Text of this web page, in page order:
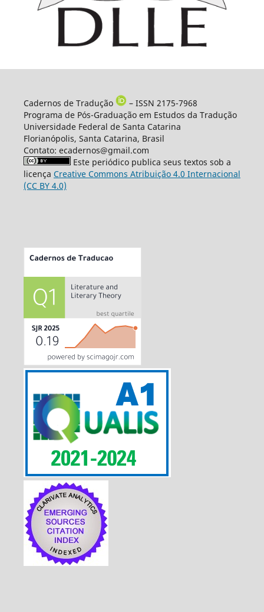
Cadernos de Tradução
– ISSN 2175-7968
Programa de Pós-Graduação em Estudos da Tradução
Universidade Federal de Santa Catarina
Florianópolis, Santa Catarina, Brasil
Contato: ecadernos@gmail.com
Este periódico publica seus textos sob a
licença Creative Commons Atribuição 4.0 Internacional
(CC BY 4.0)